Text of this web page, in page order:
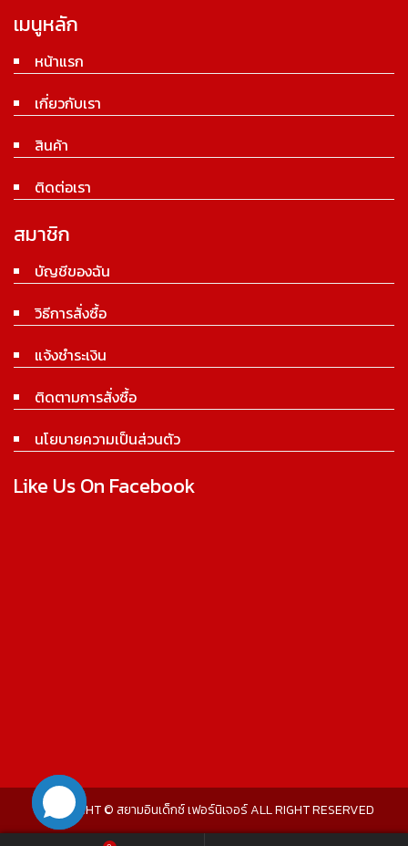
เมนูหลัก
หน้าแรก
เกี่ยวกับเรา
สินค้า
ติดต่อเรา
สมาชิก
บัญชีของฉัน
วิธีการสั่งซื้อ
แจ้งชำระเงิน
ติดตามการสั่งซื้อ
นโยบายความเป็นส่วนตัว
Like Us On Facebook
COPYRIGHT © สยามอินเด็กซ์ เฟอร์นิเจอร์ ALL RIGHT RESERVED